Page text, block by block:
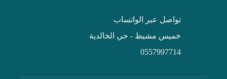
تواصل عبر الواتساب
خميس مشيط - حي الخالدية
0557997714